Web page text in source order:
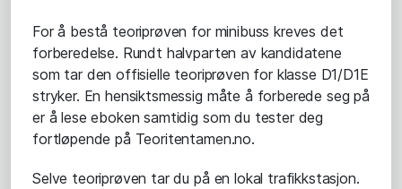
For å bestå teoriprøven for minibuss kreves det
forberedelse. Rundt halvparten av kandidatene
som tar den offisielle teoriprøven for klasse D1/D1E
stryker. En hensiktsmessig måte å forberede seg på
er å lese eboken samtidig som du tester deg
fortløpende på Teoritentamen.no.
Selve teoriprøven tar du på en lokal trafikkstasjon.